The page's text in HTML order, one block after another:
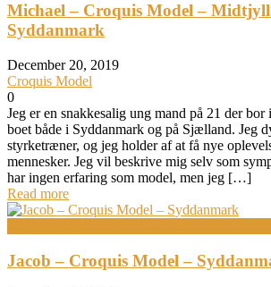
Michael – Croquis Model –
Syddanmark
December 20, 2019
Croquis Model
0
Jeg er en snakkesalig ung mand på 21 der
boet både i Syddanmark og på Sjælland. Jeg
styrketræner, og jeg holder af at få nye
mennesker. Jeg vil beskrive mig selv som
har ingen erfaring som model, men jeg […]
Read more
Jacob – Croquis Model –